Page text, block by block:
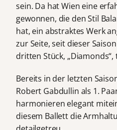
sein. Da hat Wien eine
gewonnen, die den Stil
hat, ein abstraktes Werk
zur Seite, seit dieser
dritten Stück, „Diamonds“,
Bereits in der letzten
Robert Gabdullin als 1.
harmonieren elegant
diesem Ballett die